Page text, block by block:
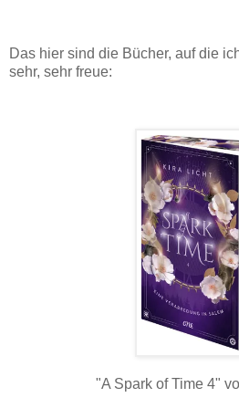
Das hier sind die Bücher, auf die
sehr, sehr freue:
"A Spark of Time 4"